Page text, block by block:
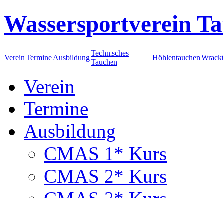
Wassersportverein
VereinTermineAusbildung
Technisches
Tauchen
Höhlentauchen
Verein
Termine
Ausbildung
CMAS 1* Kurs
CMAS 2* Kurs